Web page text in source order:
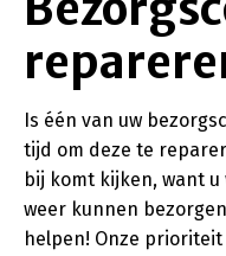
Is één van uw
tijd om deze te
bij komt kijken, want
weer kunnen
helpen! Onze